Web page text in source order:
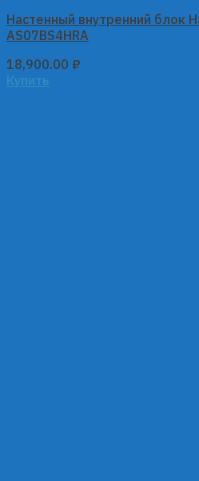
Настенный внутренний блок
AS07BS4HRA
18,900.00 ₽
Купить